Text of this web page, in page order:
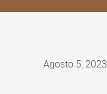
Agosto 5, 2023